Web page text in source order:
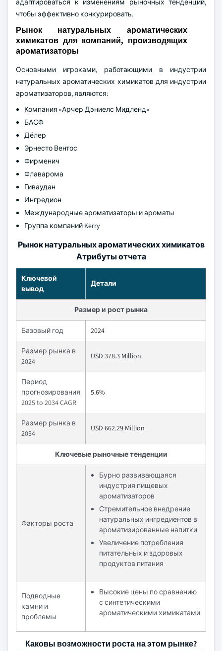
адаптироваться к изменениям рыночных тенденций,
чтобы эффективно конкурировать.
Рынок натуральных ароматических
химикатов для компаний, производящих
ароматизаторы
Основными игроками, работающими в индустрии
натуральных ароматических химикатов для индустрии
ароматизаторов, являются:
Компания «Арчер Дэниелс Мидленд»
БАСФ
Дёлер
Эрнесто Вентос
Фирменич
Флаварома
Гиваудан
Ингредион
Международные ароматизаторы и ароматы
Группа компаний Kerry
Рынок натуральных ароматических химикатов
Атрибуты отчета
Ключевой
вывод
Детали
Размер и рост рынка
Базовый год 2024
Размер рынка в
2024
USD 378.3 Million
Период
прогнозирования
2025 to 2034 CAGR
5.6%
Размер рынка в
2034
USD 662.29 Million
Ключевые рыночные тенденции
Факторы роста
Бурно развивающаяся
индустрия пищевых
ароматизаторов
Стремительное внедрение
натуральных ингредиентов в
ароматизированные напитки
Увеличение потребления
питательных и здоровых
продуктов питания
Подводные
камни и
проблемы
Высокие цены по сравнению
с синтетическими
ароматическими химикатами
Каковы возможности роста на этом рынке?